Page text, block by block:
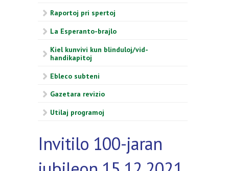
Raportoj pri spertoj
La Esperanto-brajlo
Kiel kunvivi kun blinduloj/vid-
handikapitoj
Ebleco subteni
Gazetara revizio
Utilaj programoj
Invitilo 100-jaran